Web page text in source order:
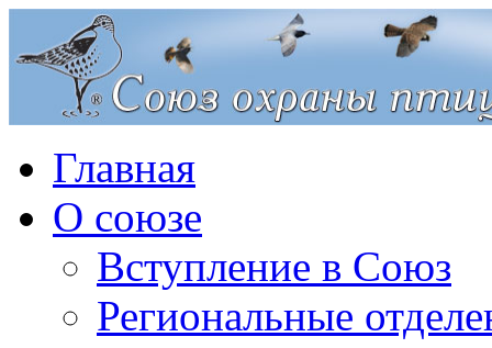
Главная
О союзе
Вступление в Союз
Региональные